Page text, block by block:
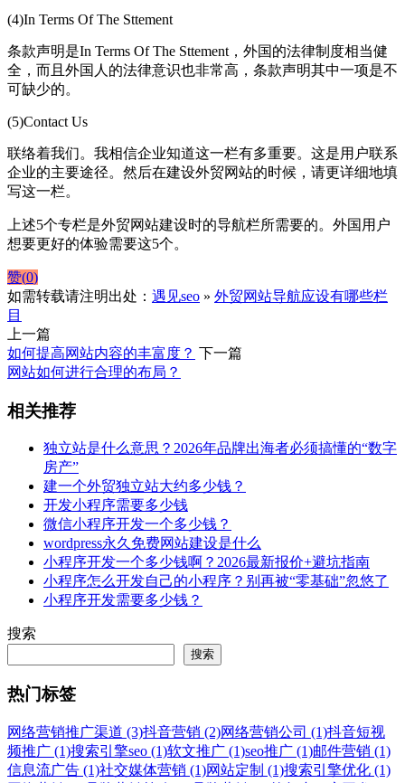
(4)In Terms Of The Sttement
条款声明是In Terms Of The Sttement，外国的法律制度相当健
全，而且外国人的法律意识也非常高，条款声明其中一项是不
可缺少的。
(5)Contact Us
联络着我们。我相信企业知道这一栏有多重要。这是用户联系
企业的主要途径。然后在建设外贸网站的时候，请更详细地填
写这一栏。
上述5个专栏是外贸网站建设时的导航栏所需要的。外国用户
想要更好的体验需要这5个。
赞(0)
如需转载请注明出处： 遇见seo » 外贸网站导航应设有哪些栏
目
上一篇
如何提高网站内容的丰富度？ 下一篇
网站如何进行合理的布局？
相关推荐
独立站是什么意思？2026年品牌出海者必须搞懂的“数字
房产”
建一个外贸独立站大约多少钱？
开发小程序需要多少钱
微信小程序开发一个多少钱？
wordpress永久免费网站建设是什么
小程序开发一个多少钱啊？2026最新报价+避坑指南
小程序怎么开发自己的小程序？别再被“零基础”忽悠了
小程序开发需要多少钱？
搜索
搜索
热门标签
网络营销推广渠道 (3)抖音营销 (2)网络营销公司 (1)抖音短视
频推广 (1)搜索引擎seo (1)软文推广 (1)seo推广 (1)邮件营销 (1)
信息流广告 (1)社交媒体营销 (1)网站定制 (1)搜索引擎优化 (1)